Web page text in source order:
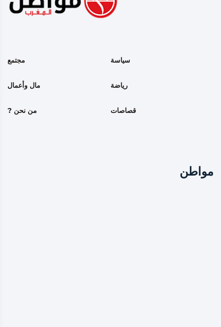
سياسة مجتمع
رياضة مال وأعمال
قصاصات من نحن ?
مواطن